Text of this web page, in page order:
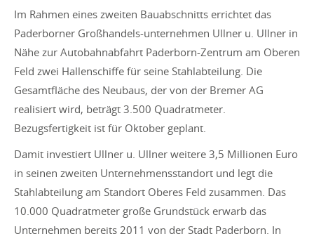
Im Rahmen eines zweiten Bauabschnitts errichtet das
Paderborner Großhandels-unternehmen Ullner u. Ullner in
Nähe zur Autobahnabfahrt Paderborn-Zentrum am Oberen
Feld zwei Hallenschiffe für seine Stahlabteilung. Die
Gesamtfläche des Neubaus, der von der Bremer AG
realisiert wird, beträgt 3.500 Quadratmeter.
Bezugsfertigkeit ist für Oktober geplant.
Damit investiert Ullner u. Ullner weitere 3,5 Millionen Euro
in seinen zweiten Unternehmensstandort und legt die
Stahlabteilung am Standort Oberes Feld zusammen. Das
10.000 Quadratmeter große Grundstück erwarb das
Unternehmen bereits 2011 von der Stadt Paderborn. In